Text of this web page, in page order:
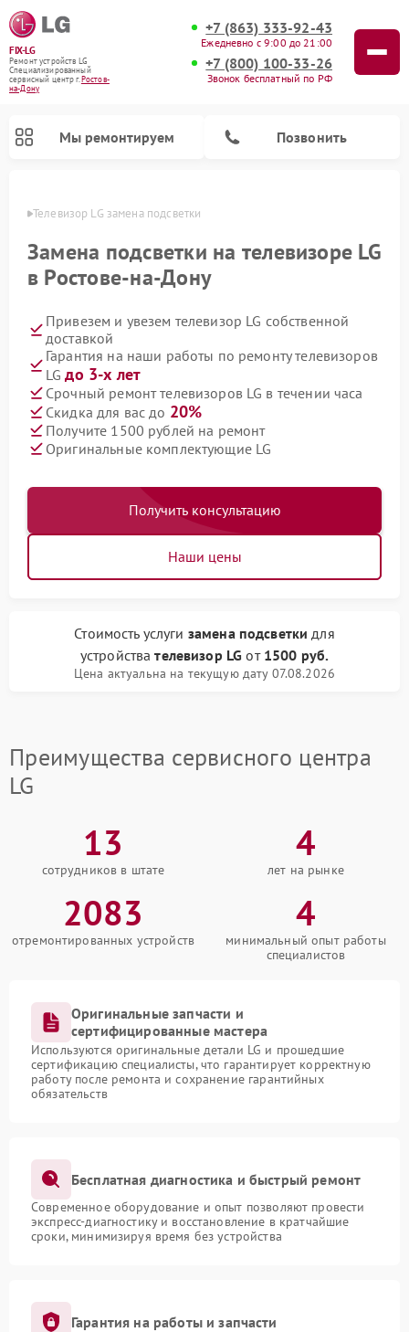
FIX-LG
Ремонт устройств LG
Специализированный
cервисный центр г.Ростов-
на-Дону
+7 (863) 333-92-43
Ежедневно с 9:00 до 21:00
+7 (800) 100-33-26
Звонок бесплатный по РФ
Мы ремонтируем Позвонить
Телевизор LG замена подсветки
Замена подсветки на телевизоре LG
в Ростове-на-Дону
Привезем и увезем телевизор LG собственной
доставкой
Гарантия на наши работы по ремонту телевизоров
LGдо 3-х лет
Срочный ремонт телевизоров LG в течении часа
Скидка для вас до 20%
Получите 1500 рублей на ремонт
Оригинальные комплектующие LG
Получить консультацию
Наши цены
Стоимость услуги замена подсветки для
устройствателевизор LG от 1500 руб.
Цена актуальна на текущую дату 07.08.2026
Преимущества сервисного центра
LG
13
сотрудников в штате
4
лет на рынке
2083
отремонтированных устройств
4
минимальный опыт работы
специалистов
Оригинальные запчасти и
сертифицированные мастера
Используются оригинальные детали LG и прошедшие
сертификацию специалисты, что гарантирует корректную
работу после ремонта и сохранение гарантийных
обязательств
Бесплатная диагностика и быстрый ремонт
Современное оборудование и опыт позволяют провести
экспресс-диагностику и восстановление в кратчайшие
сроки, минимизируя время без устройства
Гарантия на работы и запчасти